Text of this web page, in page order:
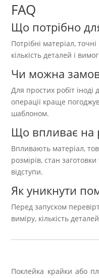
FAQ
Що потрібно
Потрібні матеріал,
кількість деталей і
Чи можна
Для простих робіт іноді
операції краще
шаблоном.
Що впливає на
Впливають матеріал,
розмірів, стан
відступи.
Як уникнути
Перед запуском
виміру, кількість
Поклейка крайки або